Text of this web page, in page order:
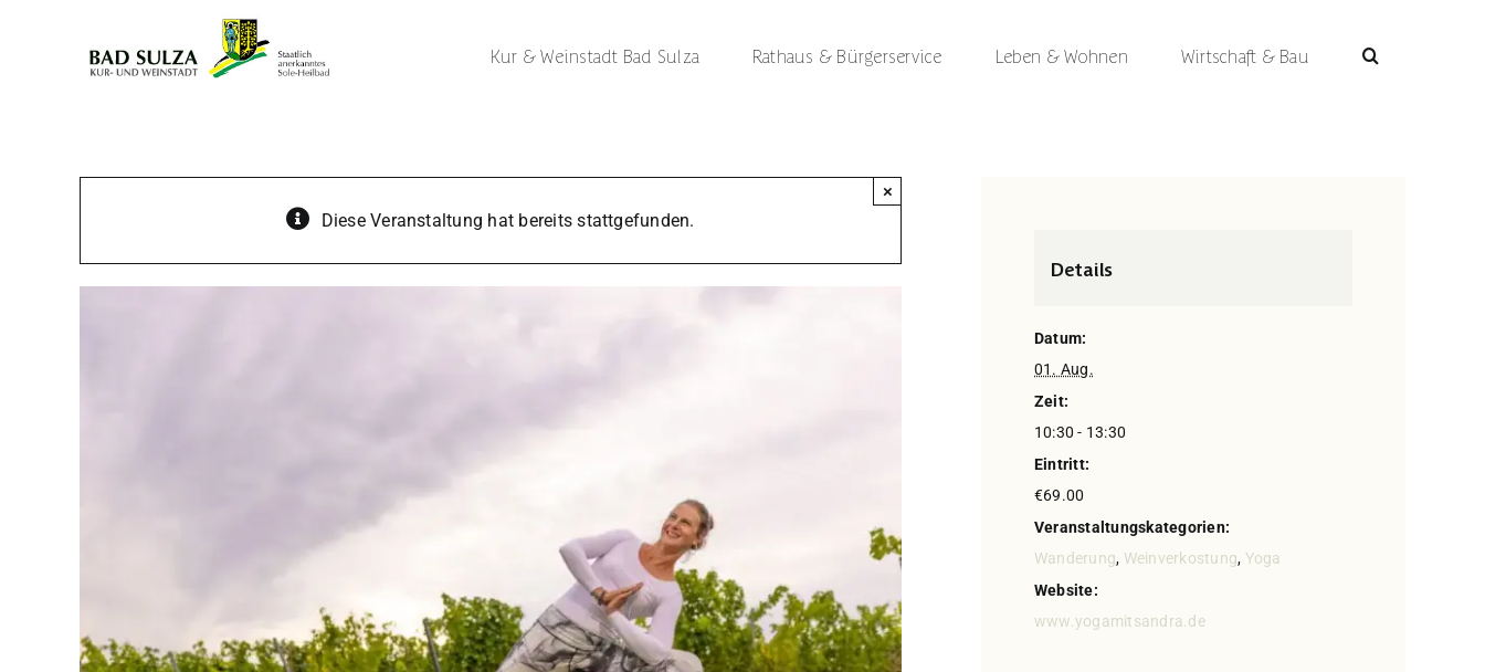
Kur & Weinstadt Bad Sulza Rathaus & Bürgerservice Leben & Wohnen Wirtschaft & Bau
Diese Veranstaltung hat bereits stattgefunden.
×
Details
Datum:
01. Aug.
Zeit:
10:30 - 13:30
Eintritt:
€69.00
Veranstaltungskategorien:
Wanderung, Weinverkostung, Yoga
Website:
www.yogamitsandra.de